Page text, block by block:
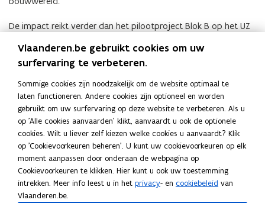
De impact reikt verder dan het pilootproject Blok B op het UZ
versnellers van de circulaire economie. De eindproef
stimuleert innovatie, efficiënt projectmanagement en
bewustwording op maatschappelijk niveau. Het biedt
praktische inzichten in circulaire aanbestedingen, waarbij de
voorbereidingsfase centraal staat, en presenteert een leidraad
voor het stellen van hergebruikvragen op het juiste moment.
Dit onderzoek draagt bij aan het universitaire transitieplan
voor circulair bouwen en moedigt beleidsmakers en
onderzoekers aan om samen testreven naar een circulaire
samenleving.
Vlaanderen.be gebruikt cookies om uw
surfervaring te verbeteren.
Sommige cookies zijn noodzakelijk om de website optimaal te
laten functioneren. Andere cookies zijn optioneel en worden
gebruikt om uw surfervaring op deze website te verbeteren. Als u
op 'Alle cookies aanvaarden' klikt, aanvaardt u ook de optionele
cookies. Wilt u liever zelf kiezen welke cookies u aanvaardt? Klik
op 'Cookievoorkeuren beheren'. U kunt uw cookievoorkeuren op elk
moment aanpassen door onderaan de webpagina op
Cookievoorkeuren te klikken. Hier kunt u ook uw toestemming
intrekken. Meer info leest u in het privacy- en cookiebeleid van
Vlaanderen.be.